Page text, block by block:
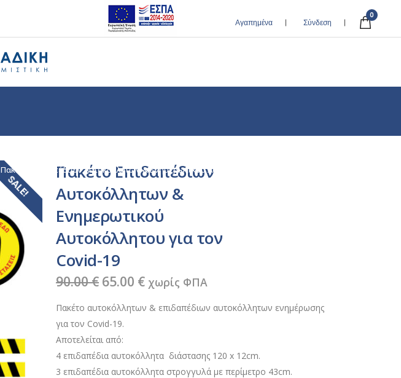
Αγαπημένα Σύνδεση
0
Πακέτο Επιδαπέδιων Αυτοκόλλητων & Ενημερωτικού Αυτοκόλλητου για τον Covid-19
SALE!
Πακέτο Επιδαπέδιων
Αυτοκόλλητων &
Ενημερωτικού
Αυτοκόλλητου για τον
Covid-19
90.00€ Original
was:
90.00 €.
65.00 €Η
τιμή
65.00 €.
χωρίς ΦΠΑ
Πακέτο αυτοκόλλητων & επιδαπέδιων αυτοκόλλητων ενημέρωσης
για τον Covid-19.
Αποτελείται από:
4 επιδαπέδια αυτοκόλλητα διάστασης 120 x 12cm.
3 επιδαπέδια αυτοκόλλητα στρογγυλά με περίμετρο 43cm.